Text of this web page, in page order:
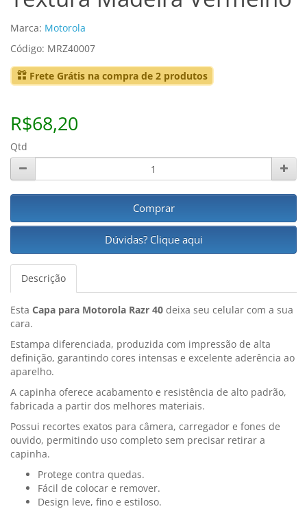
Marca: Motorola
Código: MRZ40007
Frete Grátis na compra de 2 produtos
R$68,20
Qtd
Comprar
Dúvidas? Clique aqui
Descrição
Esta Capa para Motorola Razr 40 deixa seu celular com a sua
cara.
Estampa diferenciada, produzida com impressão de alta
definição, garantindo cores intensas e excelente aderência ao
aparelho.
A capinha oferece acabamento e resistência de alto padrão,
fabricada a partir dos melhores materiais.
Possui recortes exatos para câmera, carregador e fones de
ouvido, permitindo uso completo sem precisar retirar a
capinha.
Protege contra quedas.
Fácil de colocar e remover.
Design leve, fino e estiloso.